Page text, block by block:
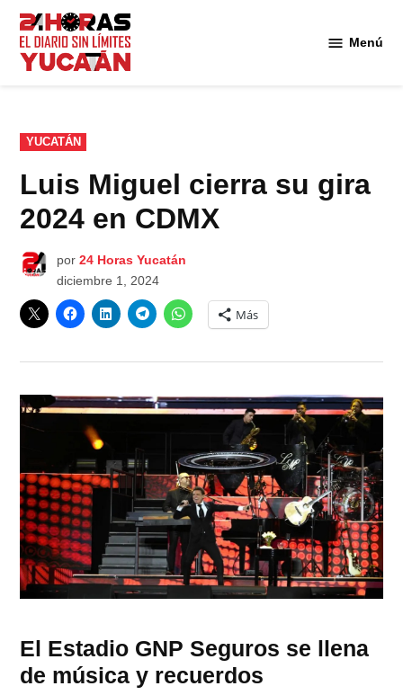
Saltar
contenido
Menú
PUBLICADO
EN
YUCATÁN
Luis Miguel cierra su gira
2024 en CDMX
por 24 Horas Yucatán
diciembre 1, 2024
Más
El Estadio GNP Seguros se llena
de música y recuerdos